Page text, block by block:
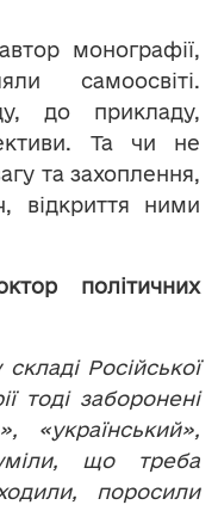
монографії,
самоосвіті.
до прикладу,
Та чи не
та захоплення,
відкриття ними
політичних
Російської
тоді заборонені
«український»,
що треба
поросили